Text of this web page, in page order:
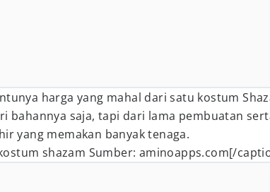
harga yang mahal dari satu kostum
bahannya saja, tapi dari lama pembuatan
yang memakan banyak tenaga.
Sumber: aminoapps.com[/